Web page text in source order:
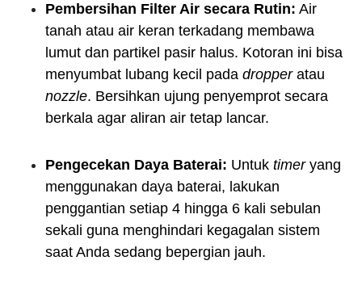
Pembersihan Filter Air secara Rutin: Air
tanah atau air keran terkadang membawa
lumut dan partikel pasir halus. Kotoran ini bisa
menyumbat lubang kecil pada dropperatau
nozzle. Bersihkan ujung penyemprot secara
berkala agar aliran air tetap lancar.
Pengecekan Daya Baterai: Untuk timeryang
menggunakan daya baterai, lakukan
penggantian setiap 4 hingga 6 kali sebulan
sekali guna menghindari kegagalan sistem
saat Anda sedang bepergian jauh.